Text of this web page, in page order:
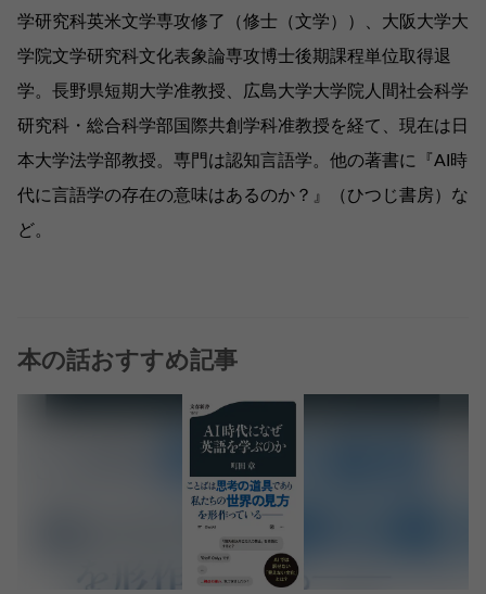
学研究科英米文学専攻修了（修士（文学））、大阪大学大
学院文学研究科文化表象論専攻博士後期課程単位取得退
学。長野県短期大学准教授、広島大学大学院人間社会科学
研究科・総合科学部国際共創学科准教授を経て、現在は日
本大学法学部教授。専門は認知言語学。他の著書に『AI時
代に言語学の存在の意味はあるのか？』（ひつじ書房）な
ど。
本の話おすすめ記事